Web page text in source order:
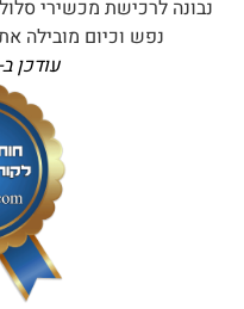
נבונה לרכישת מכשירי
נפש וכיום מובילה
עודכן